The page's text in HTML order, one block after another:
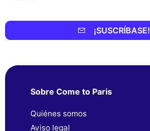
¡SUSCRÍBASE!
Sobre Come to Paris
Quiénes somos
Aviso legal